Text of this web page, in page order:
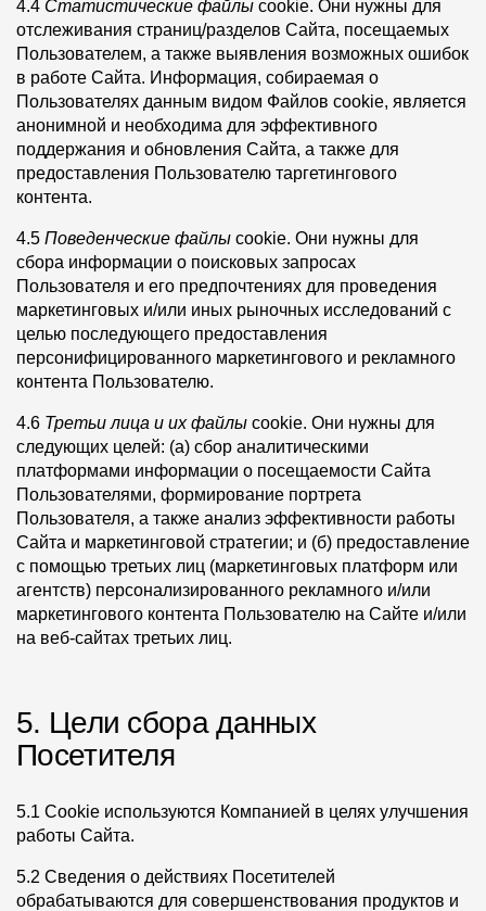
4.4 Статистические файлы cookie. Они нужны для
отслеживания страниц/разделов Сайта, посещаемых
Пользователем, а также выявления возможных ошибок
в работе Сайта. Информация, собираемая о
Пользователях данным видом Файлов cookie, является
анонимной и необходима для эффективного
поддержания и обновления Сайта, а также для
предоставления Пользователю таргетингового
контента.
4.5 Поведенческие файлы cookie. Они нужны для
сбора информации о поисковых запросах
Пользователя и его предпочтениях для проведения
маркетинговых и/или иных рыночных исследований с
целью последующего предоставления
персонифицированного маркетингового и рекламного
контента Пользователю.
4.6 Третьи лица и их файлы cookie. Они нужны для
следующих целей: (а) сбор аналитическими
платформами информации о посещаемости Сайта
Пользователями, формирование портрета
Пользователя, а также анализ эффективности работы
Сайта и маркетинговой стратегии; и (б) предоставление
с помощью третьих лиц (маркетинговых платформ или
агентств) персонализированного рекламного и/или
маркетингового контента Пользователю на Сайте и/или
на веб-сайтах третьих лиц.
5. Цели сбора данных
Посетителя
5.1 Cookie используются Компанией в целях улучшения
работы Сайта.
5.2 Сведения о действиях Посетителей
обрабатываются для совершенствования продуктов и